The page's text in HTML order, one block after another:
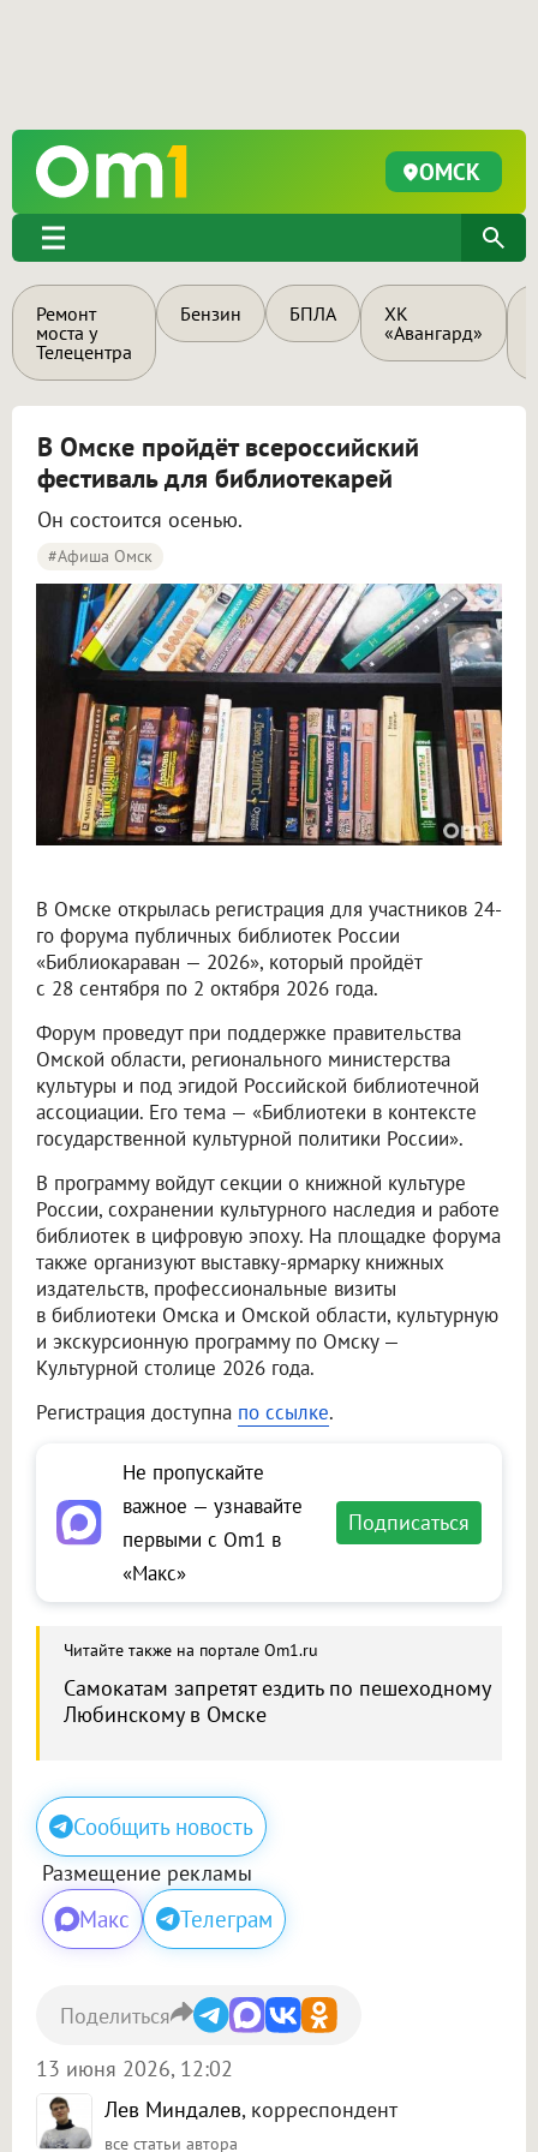
ОМСК
Ремонт
моста у
Телецентра
Бензин БПЛА
ХК
«Авангард»
В Омске пройдёт всероссийский
фестиваль для библиотекарей
Он состоится осенью.
#Афиша Омск
В Омске открылась регистрация для участников 24-
го форума публичных библиотек России
«Библиокараван — 2026», который пройдёт
с 28 сентября по 2 октября 2026 года.
Форум проведут при поддержке правительства
Омской области, регионального министерства
культуры и под эгидой Российской библиотечной
ассоциации. Его тема — «Библиотеки в контексте
государственной культурной политики России».
В программу войдут секции о книжной культуре
России, сохранении культурного наследия и работе
библиотек в цифровую эпоху. На площадке форума
также организуют выставку-ярмарку книжных
издательств, профессиональные визиты
в библиотеки Омска и Омской области, культурную
и экскурсионную программу по Омску —
Культурной столице 2026 года.
Регистрация доступна по ссылке.
Не пропускайте
важное — узнавайте
первыми с Om1 в
«Макс»
Подписаться
Читайте также на портале Om1.ru
Самокатам запретят ездить по пешеходному
Любинскому в Омске
Сообщить новость
Размещение рекламы
Макс Телеграм
Лев Миндалев, корреспондент
все статьи автора
13 июня 2026, 12:02
Поделиться